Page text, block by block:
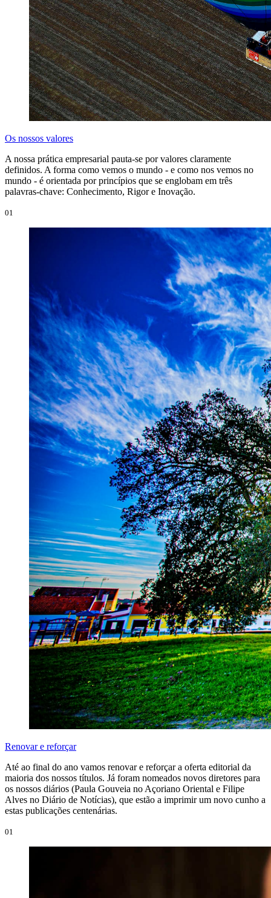
Os nossos valores
A nossa prática empresarial pauta-se por valores claramente
definidos. A forma como vemos o mundo - e como nos vemos no
mundo - é orientada por princípios que se englobam em três
palavras-chave: Conhecimento, Rigor e Inovação.
01
Renovar e reforçar
Até ao final do ano vamos renovar e reforçar a oferta editorial da
maioria dos nossos títulos. Já foram nomeados novos diretores para
os nossos diários (Paula Gouveia no Açoriano Oriental e Filipe
Alves no Diário de Notícias), que estão a imprimir um novo cunho a
estas publicações centenárias.
01